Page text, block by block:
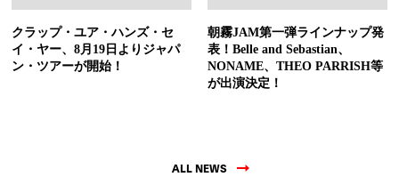
クラップ・ユア・ハンズ・セ
イ・ヤー、8月19日よりジャパ
ン・ツアーが開始！
朝霧JAM第一弾ラインナップ発
表！Belle and Sebastian、
NONAME、THEO PARRISH等
が出演決定！
ALL NEWS